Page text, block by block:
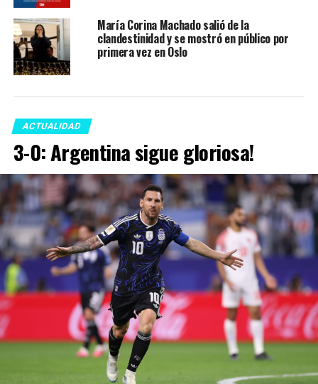
María Corina Machado salió de la
clandestinidad y se mostró en público por
primera vez en Oslo
ACTUALIDAD
3-0: Argentina sigue gloriosa!